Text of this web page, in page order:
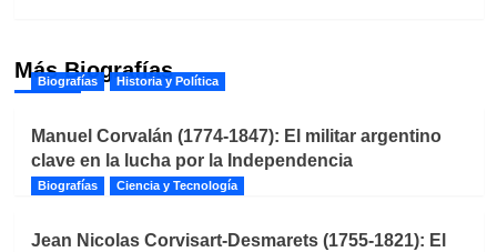
Más Biografías
Biografías Historia y Política
Manuel Corvalán (1774-1847): El militar argentino
clave en la lucha por la Independencia
Biografías Ciencia y Tecnología
Jean Nicolas Corvisart-Desmarets (1755-1821): El